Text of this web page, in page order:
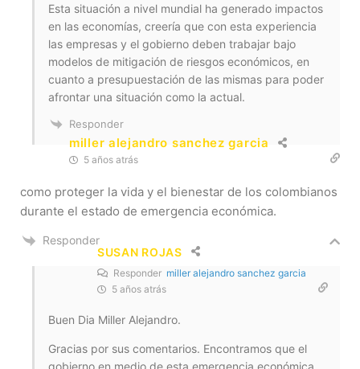
Esta situación a nivel mundial ha generado impactos
en las economías, creería que con esta experiencia
las empresas y el gobierno deben trabajar bajo
modelos de mitigación de riesgos económicos, en
cuanto a presupuestación de las mismas para poder
afrontar una situación como la actual.
Responder
miller alejandro sanchez garcia
5 años atrás
como proteger la vida y el bienestar de los colombianos
durante el estado de emergencia económica.
Responder
SUSAN ROJAS
Responder miller alejandro sanchez garcia
5 años atrás
Buen Dia Miller Alejandro.
Gracias por sus comentarios. Encontramos que el